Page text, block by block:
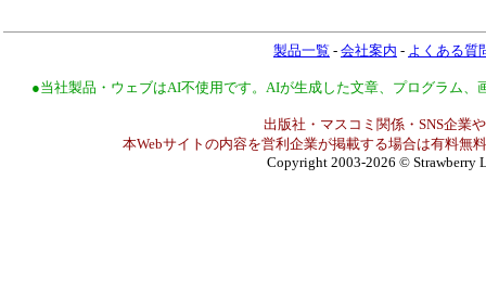
製品一覧 - 会社案内 - よくある質
●当社製品・ウェブはAI不使用です。AIが生成した文章、プログラム
出版社・マスコミ関係・SNS企業
本Webサイトの内容を営利企業が掲載する場合は有料無
Copyright 2003-2026 © Strawberry